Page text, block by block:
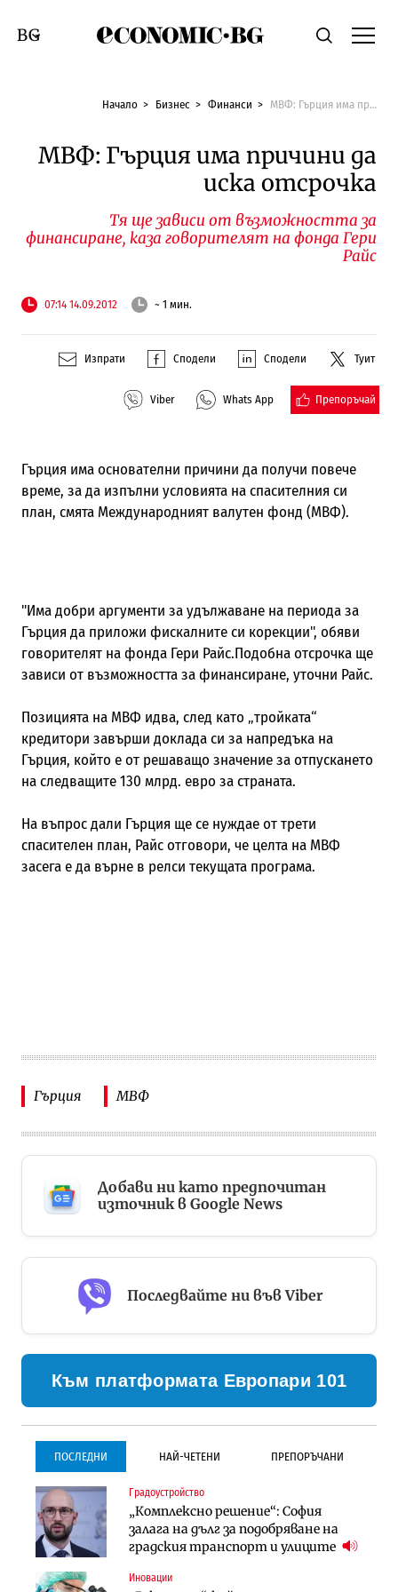
Economic.bgТърсене
Смяна на език
Начало Бизнес Финанси МВФ: Гърция има причини да иска отсрочка
МВФ: Гърция има причини да
иска отсрочка
Тя ще зависи от възможността за
финансиране, каза говорителят на фонда Гери
Райс
07:14 14.09.2012 ~ 1 мин.
Изпрати Сподели Сподели Туит
Viber Whats App Препоръчай
Гърция има основателни причини да получи повече
време, за да изпълни условията на спасителния си
план, смята Международният валутен фонд (МВФ).
"Има добри аргументи за удължаване на периода за
Гърция да приложи фискалните си корекции", обяви
говорителят на фонда Гери Райс.Подобна отсрочка ще
зависи от възможността за финансиране, уточни Райс.
Позицията на МВФ идва, след като „тройката“
кредитори завърши доклада си за напредъка на
Гърция, който е от решаващо значение за отпускането
на следващите 130 млрд. евро за страната.
На въпрос дали Гърция ще се нуждае от трети
спасителен план, Райс отговори, че целта на МВФ
засега е да върне в релси текущата програма.
Гърция МВФ
Добави ни като предпочитан
източник в Google News
Последвайте ни във Viber
Към платформата Европари 101
ПОСЛЕДНИ НАЙ-ЧЕТЕНИ ПРЕПОРЪЧАНИ
Градоустройство
„Комплексно решение“: София
залага на дълг за подобряване на
градския транспорт и улиците
Иновации
Градоустройство
Столична община избра
изпълнител за преместването на
трамвайното трасе по бул.
Инфраструктура
Проектирането на тунела под
Петрохан ще върви паралелно с
екологичните оценки
Компании